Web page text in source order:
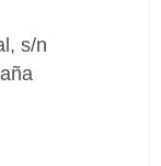
s/n